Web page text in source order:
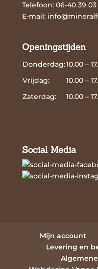
Telefoon: 06-40 39 03
E-mail:
Openingstijden
Donderdag:10.00 –
Vrijdag:
10.00 –
Zaterdag:
10.00 –
Social Media
Mijn account
Levering en